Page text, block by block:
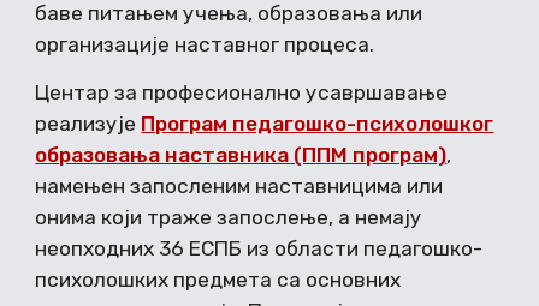
баве питањем учења, образовања или
организације наставног процеса.
Центар за професионално усавршавање
реализује Програм педагошко-психолошког
образовања наставника (ППМ програм),
намењен запосленим наставницима или
онима који траже запослење, а немају
неопходних 36 ЕСПБ из области педагошко-
психолошких предмета са основних